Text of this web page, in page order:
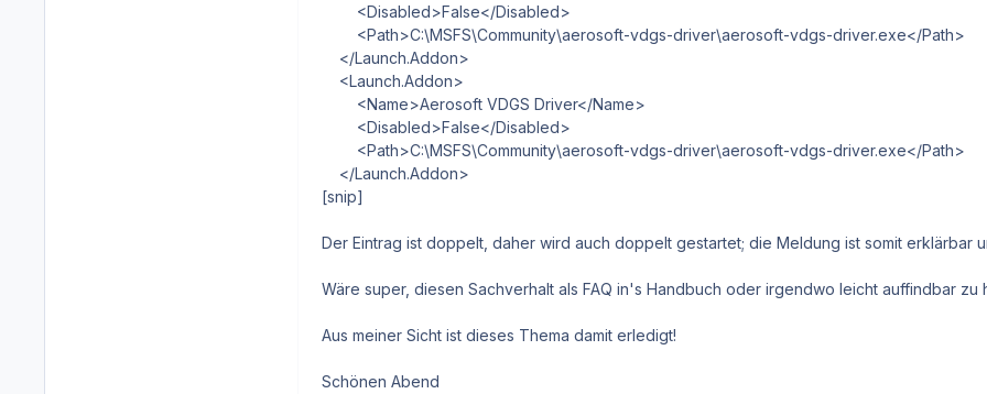
<Disabled>False</Disabled>
<Path>C:\MSFS\Community\aerosoft-vdgs-driver\aerosoft-vdgs-driver.exe</Path>
</Launch.Addon>
<Launch.Addon>
<Name>Aerosoft VDGS Driver</Name>
<Disabled>False</Disabled>
<Path>C:\MSFS\Community\aerosoft-vdgs-driver\aerosoft-vdgs-driver.exe</Path>
</Launch.Addon>
[snip]
Der Eintrag ist doppelt, daher wird auch doppelt gestartet; die Meldung ist somit erklärbar
Wäre super, diesen Sachverhalt als FAQ in's Handbuch oder irgendwo leicht auffindbar
Aus meiner Sicht ist dieses Thema damit erledigt!
Schönen Abend